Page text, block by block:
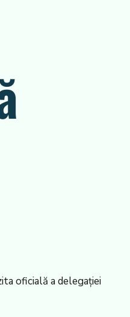
oficială a delegației